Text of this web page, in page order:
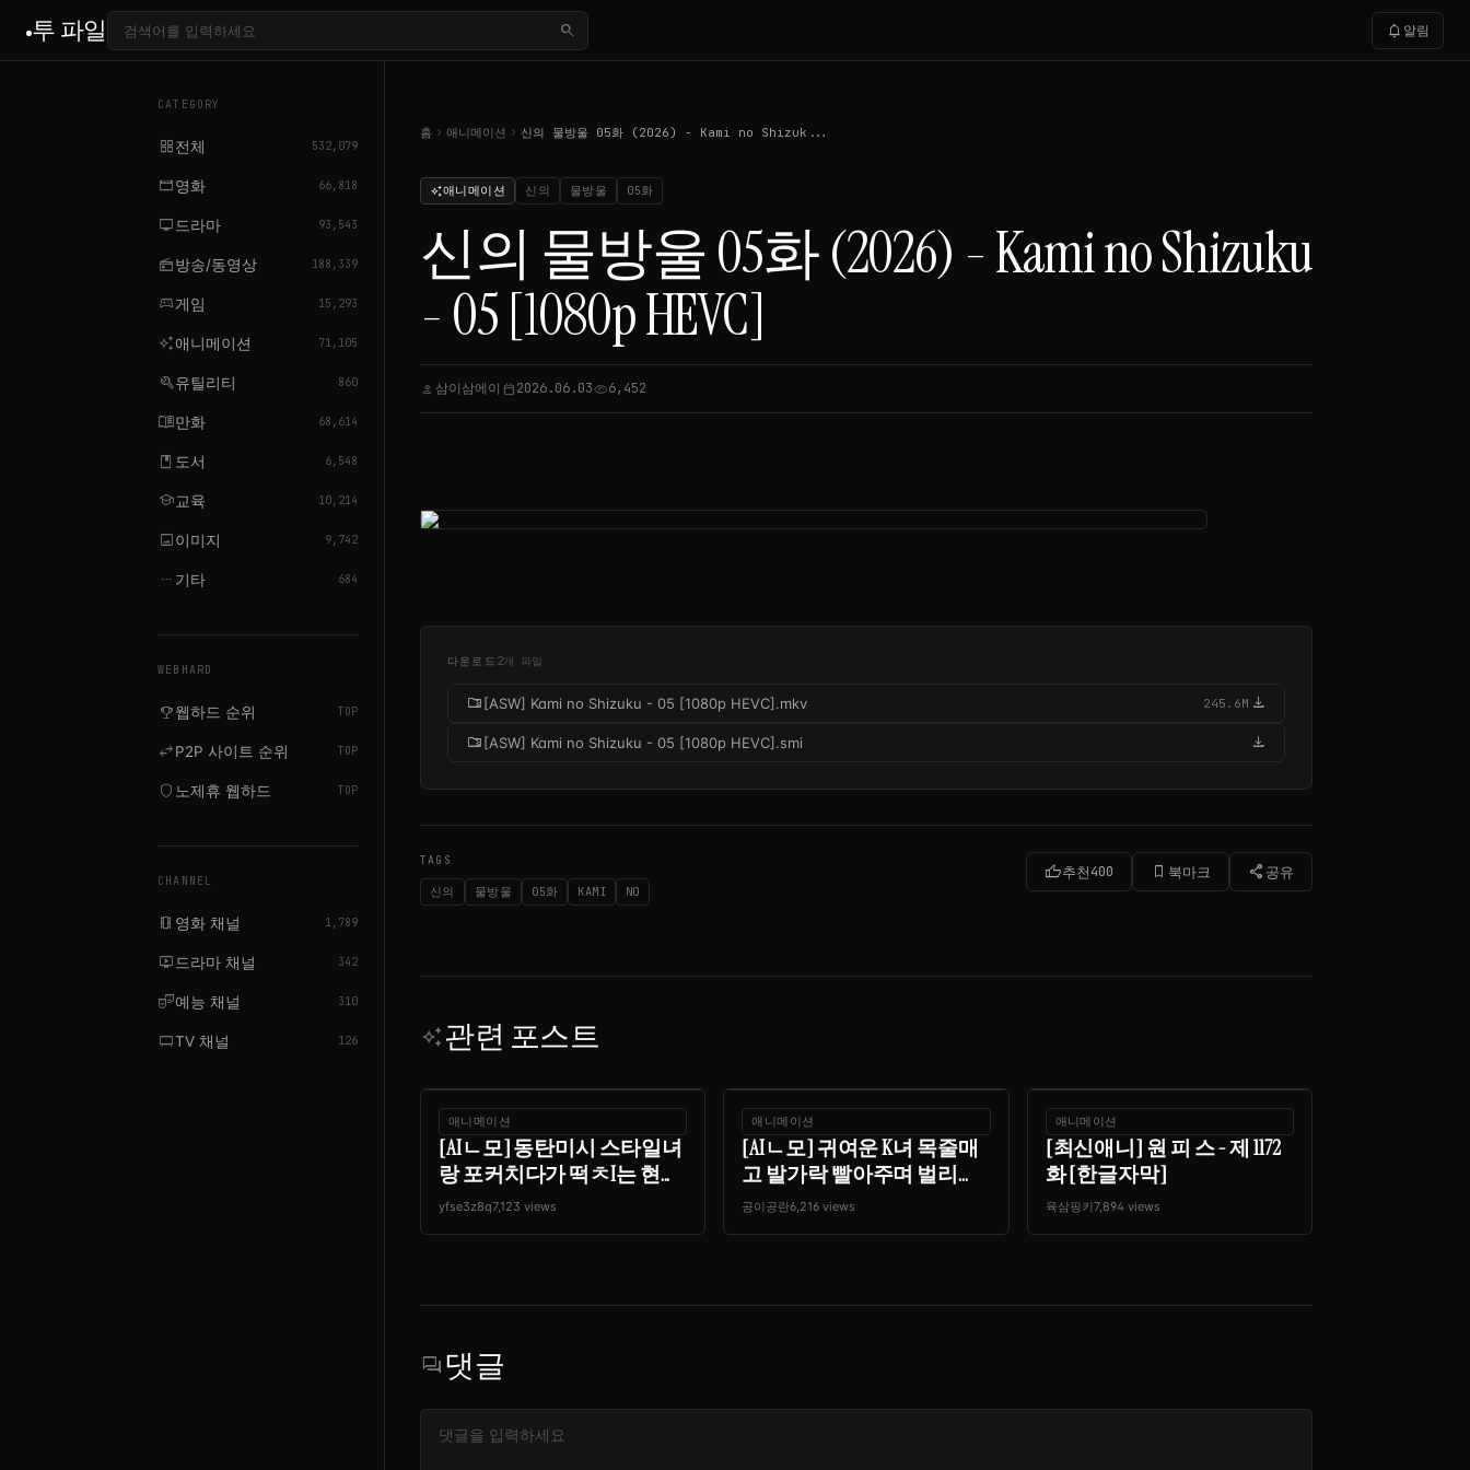
투 파일 search notifications 알림
CATEGORY
grid_view전체 532,079
movie영화 66,818
tv 드라마 93,543
radio방송/동영상 188,339
sports_esports게임 15,293
auto_awesome애니메이션 71,105
build유틸리티 860
menu_book만화 68,614
book 도서 6,548
school교육 10,214
image이미지 9,742
more_horiz 기타 684
WEBHARD
emoji_events웹하드 순위 TOP
swap_horizP2P 사이트 순위 TOP
shield 노제휴 웹하드 TOP
CHANNEL
local_movies 영화 채널 1,789
live_tv 드라마 채널 342
theater_comedy예능 채널 310
tv_genTV 채널 126
홈 chevron_right 애니메이션 chevron_right 신의 물방울 05화 (2026) - Kami no Shizuk...
auto_awesome애니메이션 신의 물방울 05화
신의 물방울 05화 (2026) - Kami no Shizuku
- 05 [1080p HEVC]
person 삼이삼에이 calendar_today2026.06.03visibility6,452
다운로드 2개 파일
folder_zip[ASW] Kami no Shizuku - 05 [1080p HEVC].mkv 245.6M download
folder_zip[ASW] Kami no Shizuku - 05 [1080p HEVC].smi download
TAGS
신의 물방울 05화 KAMI NO
thumb_up추천400 bookmark_border 북마크 share 공유
auto_awesome관련 포스트
애니메이션
[AIㄴ모] 동탄미시 스타일녀
랑 포커치다가 떡ㅊI는 현...
yfse3z8q7,123 views
애니메이션
[AIㄴ모] 귀여운 K녀 목줄매
고 발가락 빨아주며 벌리...
공이공란6,216 views
애니메이션
[최신애니] 원 피 스 - 제 1172
화 [한글자막]
육삼핑키7,894 views
forum댓글